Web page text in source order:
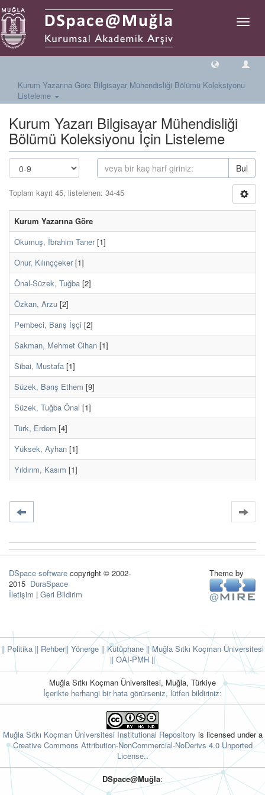
Geçiş
Kurum Yazarına Göre Bilgisayar Mühendisliği Bölümü Koleksiyonu
Listeleme
Kurum Yazarı Bilgisayar Mühendisliği
Bölümü Koleksiyonu İçin Listeleme
Bul
Toplam kayıt 45, listelenen: 34-45
Kurum Yazarına Göre
Okumuş, İbrahim Taner[1]
Onur, Kılınççeker[1]
Önal-Süzek, Tuğba [2]
Özkan, Arzu [2]
Pembeci, Barış İşçi [2]
Sakman, Mehmet Cihan [1]
Sibai, Mustafa [1]
Süzek, Barış Ethem [9]
Süzek, Tuğba Önal [1]
Türk, Erdem [4]
Yüksek, Ayhan [1]
Yıldırım, Kasım [1]
DSpace software copyright © 2002-
2015 DuraSpace
İletişim | Geri Bildirim
Theme by
|| Politika || Rehber|| Yönerge || Kütüphane|| Muğla Sıtkı Koçman Üniversitesi
|| OAI-PMH ||
Muğla Sıtkı Koçman Üniversitesi, Muğla, Türkiye
İçerikte herhangi bir hata görürseniz, lütfen bildiriniz:
Muğla Sıtkı Koçman Üniversitesi Institutional Repository is licensed under a
Creative Commons Attribution-NonCommercial-NoDerivs 4.0 Unported
License..
DSpace@Muğla: